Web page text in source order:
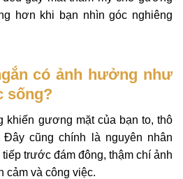
hơn khi bạn nhìn góc nghiêng
có ảnh hưởng như
sống?
khiến gương mặt của bạn to, thô
cũng chính là nguyên nhân
trước đám đông, thậm chí ảnh
cảm và công việc.